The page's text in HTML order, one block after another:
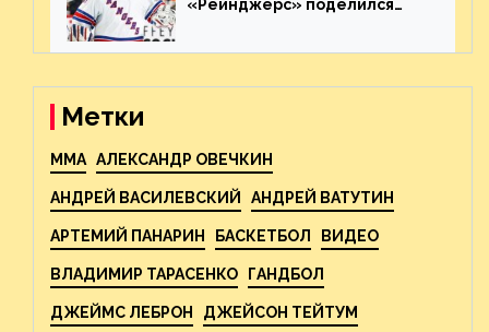
«Рейнджерс» поделился
предстоящего финала
Метки
MMA АЛЕКСАНДР ОВЕЧКИН
АНДРЕЙ ВАСИЛЕВСКИЙ АНДРЕЙ ВАТУТИН
АРТЕМИЙ ПАНАРИН БАСКЕТБОЛ ВИДЕО
ВЛАДИМИР ТАРАСЕНКО ГАНДБОЛ
ДЖЕЙМС ЛЕБРОН ДЖЕЙСОН ТЕЙТУМ